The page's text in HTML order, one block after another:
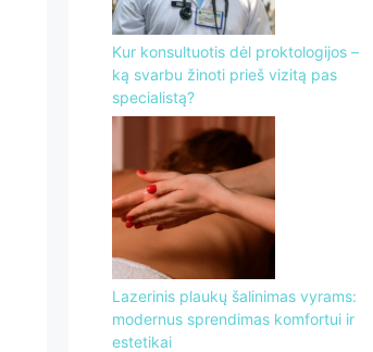
Kur konsultuotis dėl proktologijos –
ką svarbu žinoti prieš vizitą pas
specialistą?
Lazerinis plaukų šalinimas vyrams:
modernus sprendimas komfortui ir
estetikai